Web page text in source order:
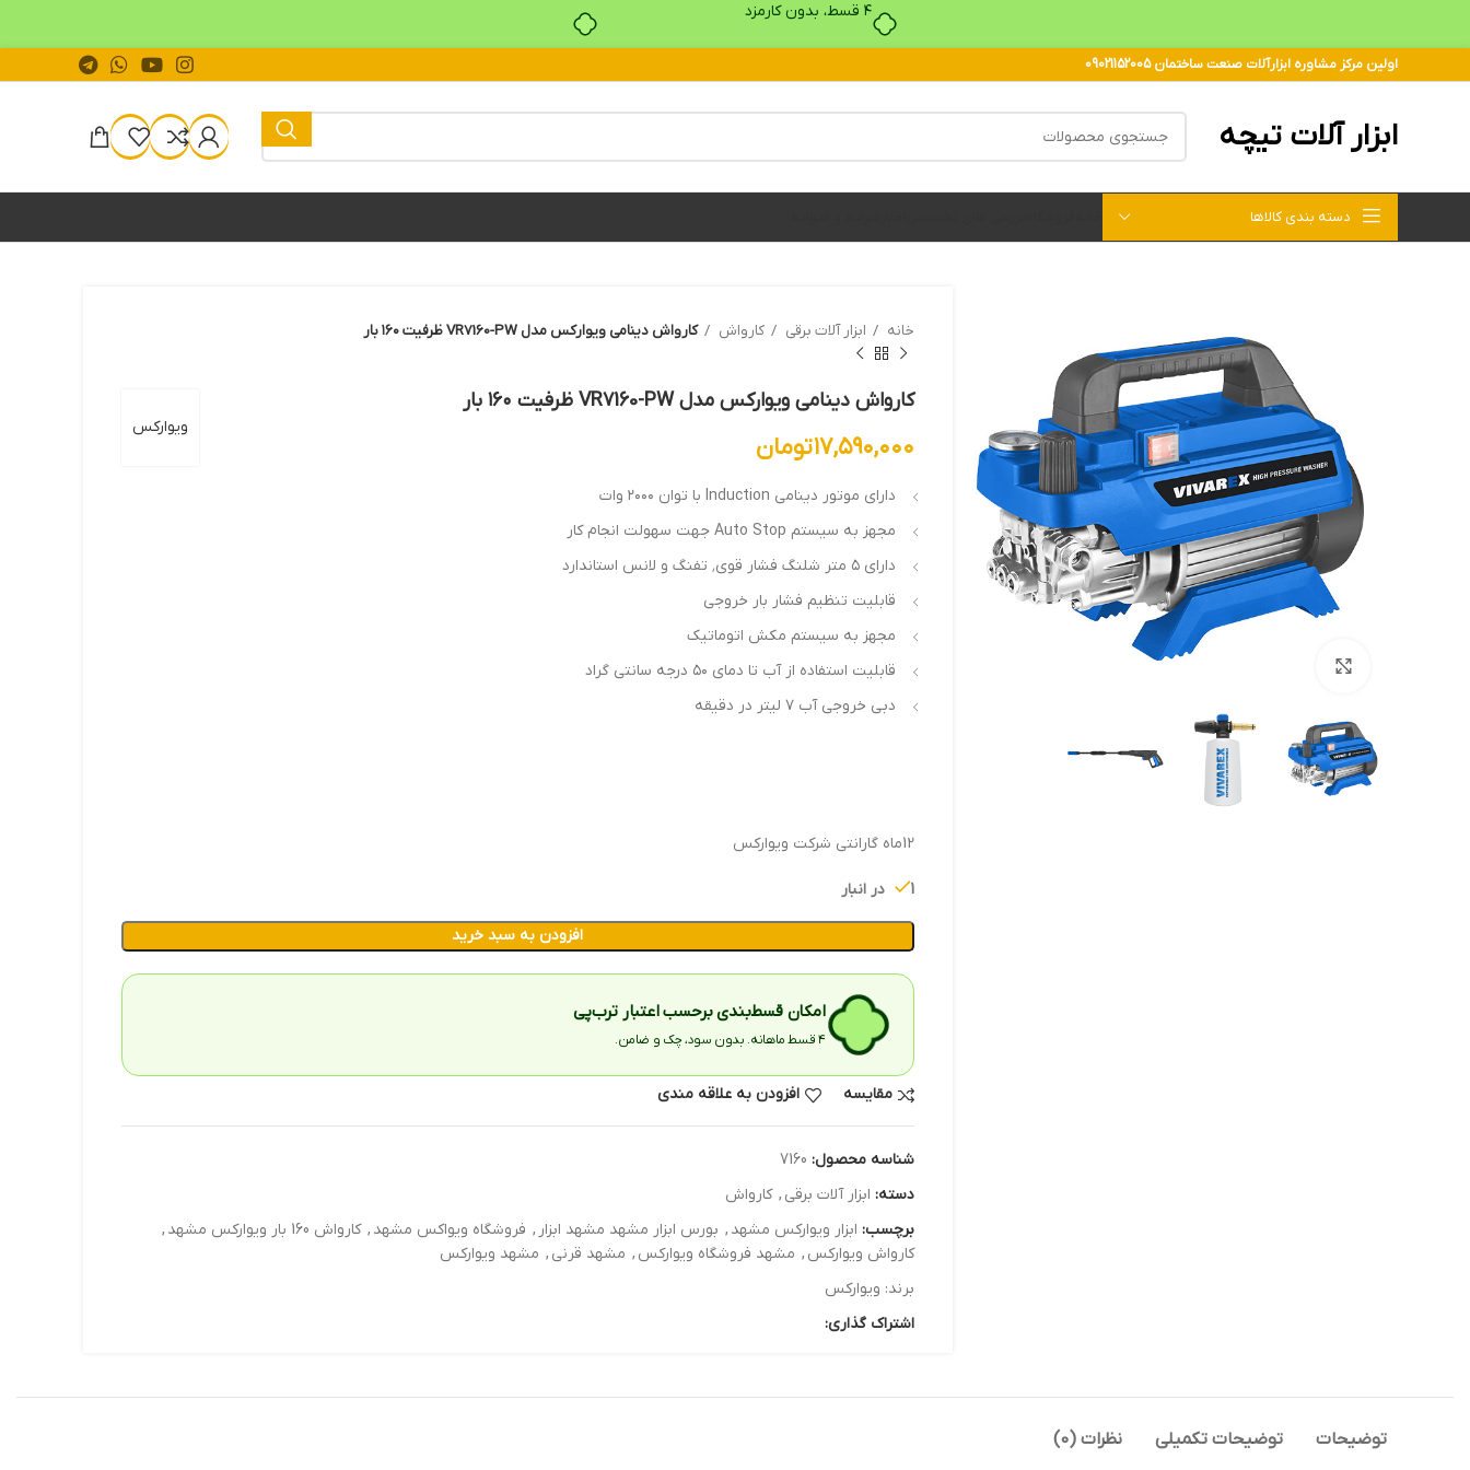
۴ قسط، بدون کارمزد
اولین مرکز مشاوره ابزارآلات صنعت ساختمان 09021152005
ابزار آلات تیچه
دسته بندی کالاها
خانه ابزار آلات برقي کارواش کارواش دینامی ویوارکس مدل VR7160-PW ظرفیت ۱۶۰ بار
ویوارکس
کارواش دینامی ویوارکس مدل VR7160-PW ظرفیت ۱۶۰ بار
۱۷,۵۹۰,۰۰۰تومان
دارای موتور دینامی Induction با توان ۲۰۰۰ وات
مجهز به سیستم Auto Stop جهت سهولت انجام کار
دارای ۵ متر شلنگ فشار قوی٬ تفنگ و لانس استاندارد
قابلیت تنظیم فشار بار خروجی
مجهز به سیستم مکش اتوماتیک
قابلیت استفاده از آب تا دمای ۵۰ درجه سانتی گراد
دبی خروجی آب ۷ لیتر در دقیقه
12ماه گارانتی شرکت ویوارکس
1 در انبار
افزودن به سبد خرید
امکان قسط‌بندی برحسب اعتبار ترب‌پی
۴ قسط ماهانه. بدون سود، چک و ضامن.
مقایسه افزودن به علاقه مندی
شناسه محصول: 7160
دسته: ابزار آلات برقي , کارواش
برچسب: ابزار ویوارکس مشهد , بورس ابزار مشهد مشهد ابزار , فروشگاه ویواکس مشهد , کارواش 160 بار ویوارکس مشهد
,
کارواش ویوارکس , مشهد فروشگاه ویوارکس , مشهد قرنی , مشهد ویوارکس
برند: ویوارکس
اشتراک گذاری:
توضیحات توضیحات تکمیلی نظرات (0)